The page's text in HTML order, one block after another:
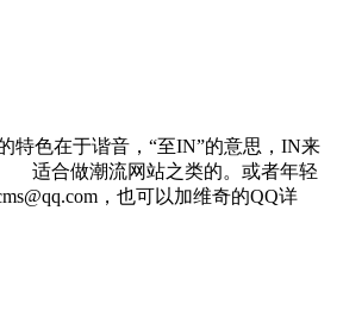
色在于谐音，“至IN”的意思，IN来
适合做潮流网站之类的。或者年轻
，也可以加维奇的QQ详